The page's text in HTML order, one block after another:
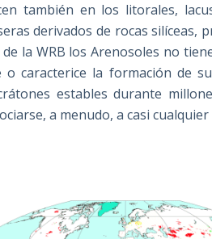
también en los litorales,
derivados de rocas silíceas,
la WRB los Arenosoles no
caracterice la formación de
estables durante
a menudo, a casi